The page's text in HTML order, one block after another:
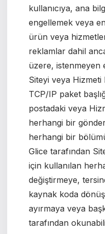
kullanıcıya, ana
engellemek veya
ürün veya
reklamlar dahil
üzere, istenmeyen
Siteyi veya
TCP/IP paket
postadaki veya
herhangi bir
herhangi bir
Glice tarafından
için kullanılan
değiştirmeye,
kaynak koda
ayırmaya veya
tarafından